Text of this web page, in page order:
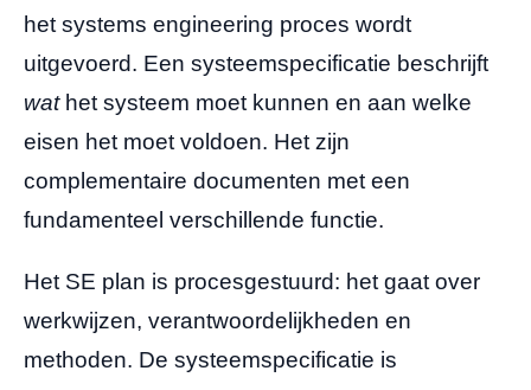
het systems engineering proces wordt
uitgevoerd. Een systeemspecificatie beschrijft
wathet systeem moet kunnen en aan welke
eisen het moet voldoen. Het zijn
complementaire documenten met een
fundamenteel verschillende functie.
Het SE plan is procesgestuurd: het gaat over
werkwijzen, verantwoordelijkheden en
methoden. De systeemspecificatie is